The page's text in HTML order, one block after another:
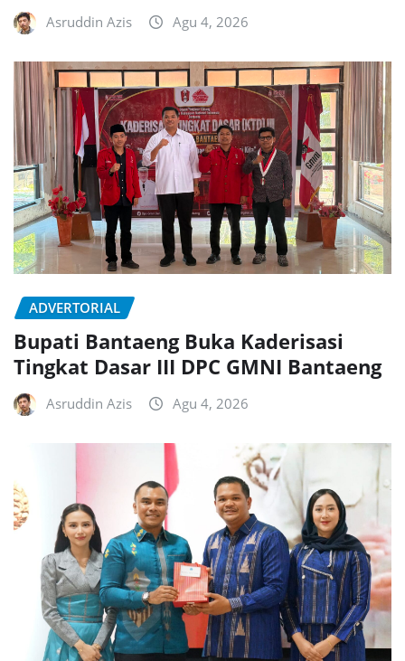
Asruddin Azis Agu 4, 2026
ADVERTORIAL
Bupati Bantaeng Buka Kaderisasi
Tingkat Dasar III DPC GMNI Bantaeng
Asruddin Azis Agu 4, 2026